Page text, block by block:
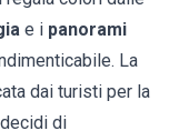
e i panorami
La
dai turisti per la
di